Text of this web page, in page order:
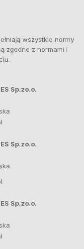
wszystkie normy
zgodne z normami i
Sp.zo.o.
Sp.zo.o.
Sp.zo.o.